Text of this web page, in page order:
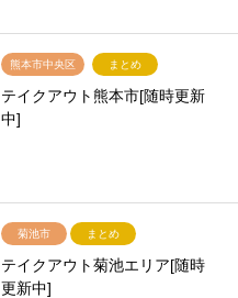
熊本市中央区 まとめ
テイクアウト熊本市[随時更新
中]
菊池市 まとめ
テイクアウト菊池エリア[随時
更新中]